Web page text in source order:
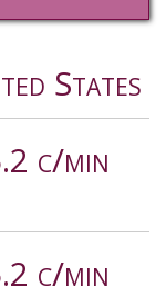
States
c/min
c/min